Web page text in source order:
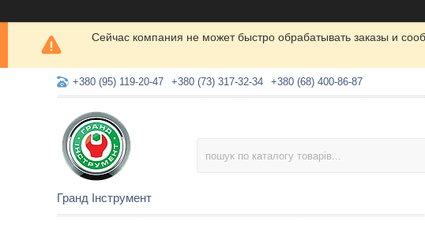
Сейчас компания не может быстро обрабатывать заказы и
+380 (95) 119-20-47 +380 (73) 317-32-34 +380 (68) 400-86-87
Гранд Інструмент